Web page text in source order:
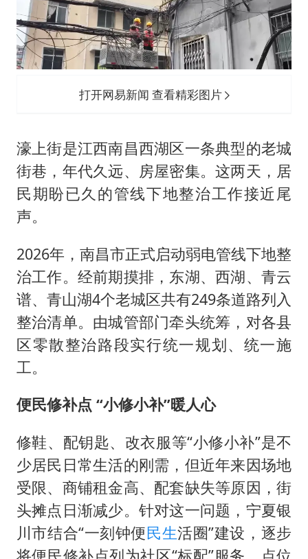
打开网易新闻 查看精彩图片
濠上街是江西南昌西湖区一条典型的老城
街巷，年代久远、房屋密集。这两天，居
民期盼已久的管线下地整治工作接近尾
声。
2026年，南昌市正式启动弱电管线下地整
治工作。经前期摸排，东湖、西湖、青云
谱、青山湖4个老城区共有249条道路列入
整治清单。由城管部门牵头统筹，对各县
区零散整治路段实行统一规划、统一施
工。
便民修补点 “小修小补”暖人心
修鞋、配钥匙、改衣服等“小修小补”是不
少居民日常生活的刚需，但近年来因场地
受限、商铺租金高、配套缺失等原因，街
头摊点日渐减少。针对这一问题，宁夏银
川市结合“一刻钟便民生活圈”建设，逐步